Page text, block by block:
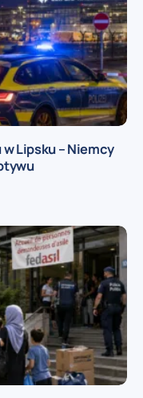
Lipsku – Niemcy